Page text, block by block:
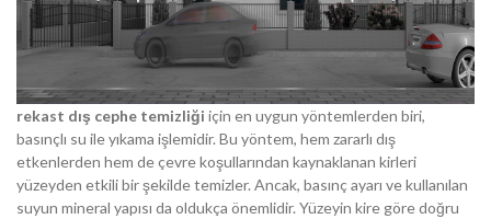
rekast dış cephe temizliği için en uygun yöntemlerden biri,
basınçlı su ile yıkama işlemidir. Bu yöntem, hem zararlı dış
etkenlerden hem de çevre koşullarından kaynaklanan kirleri
yüzeyden etkili bir şekilde temizler. Ancak, basınç ayarı ve kullanılan
suyun mineral yapısı da oldukça önemlidir. Yüzeyin kire göre doğru